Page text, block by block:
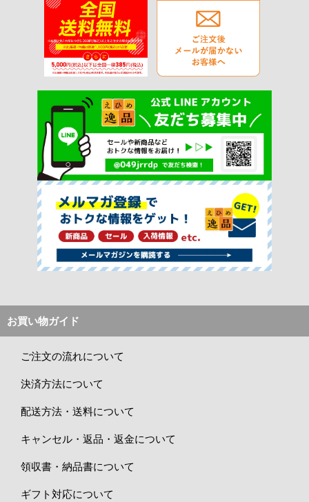
お買い物ガイド
ご注文の流れについて
決済方法について
配送方法・送料について
キャンセル・返品・返金について
領収書・納品書について
ギフト対応について